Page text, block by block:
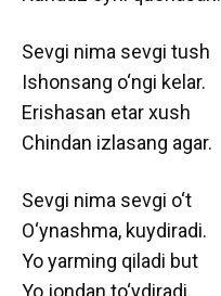
Sevgi nima sevgi tush
Ishonsang o‘ngi kelar.
Erishasan etar xush
Chindan izlasang agar.
Sevgi nima sevgi o‘t
O‘ynashma, kuydiradi.
Yo yarming qiladi but